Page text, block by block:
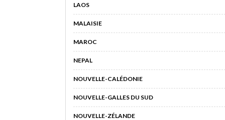
LAOS
MALAISIE
MAROC
NEPAL
NOUVELLE-CALÉDONIE
NOUVELLE-GALLES DU SUD
NOUVELLE-ZÉLANDE